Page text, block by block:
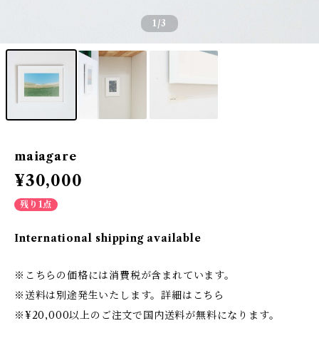
1 /3
maiagare
¥30,000
残り1点
International shipping available
※こちらの価格には消費税が含まれています。
※送料は別途発生いたします。詳細はこちら
※¥20,000以上のご注文で国内送料が無料になります。